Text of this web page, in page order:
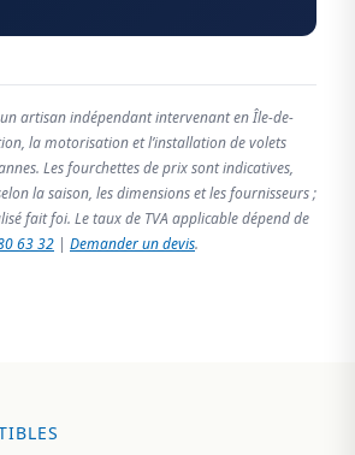
artisan indépendant intervenant en Île-de-
la motorisation et l’installation de volets
Les fourchettes de prix sont indicatives,
la saison, les dimensions et les fournisseurs ;
fait foi. Le taux de TVA applicable dépend de
63 32 | Demander un devis.